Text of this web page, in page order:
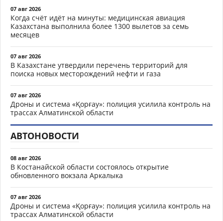
07 авг 2026
Когда счёт идёт на минуты: медицинская авиация
Казахстана выполнила более 1300 вылетов за семь
месяцев
07 авг 2026
В Казахстане утвердили перечень территорий для
поиска новых месторождений нефти и газа
07 авг 2026
Дроны и система «Қорғау»: полиция усилила контроль на
трассах Алматинской области
АВТОНОВОСТИ
08 авг 2026
В Костанайской области состоялось открытие
обновленного вокзала Аркалыка
07 авг 2026
Дроны и система «Қорғау»: полиция усилила контроль на
трассах Алматинской области